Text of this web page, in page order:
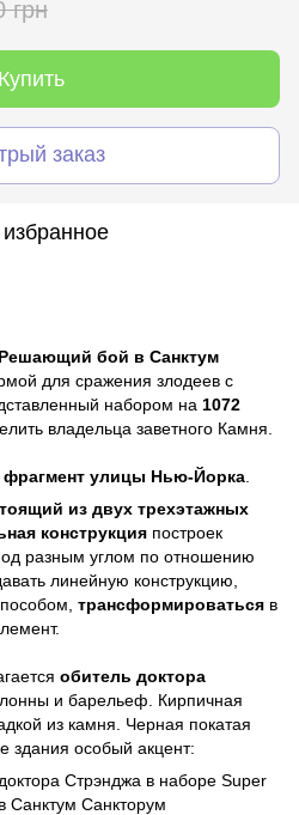
грн
Купить
заказ
бой в Санктум
для сражения злодеев с
набором на 1072
владельца заветного Камня.
фрагмент улицы Нью-Йорка
из двух трехэтажных
конструкция построек
разным углом по отношению
линейную конструкцию,
трансформироваться в
обитель доктора
и барельеф. Кирпичная
из камня. Черная покатая
здания особый акцент:
Стрэнджа в наборе Super
Санкторум